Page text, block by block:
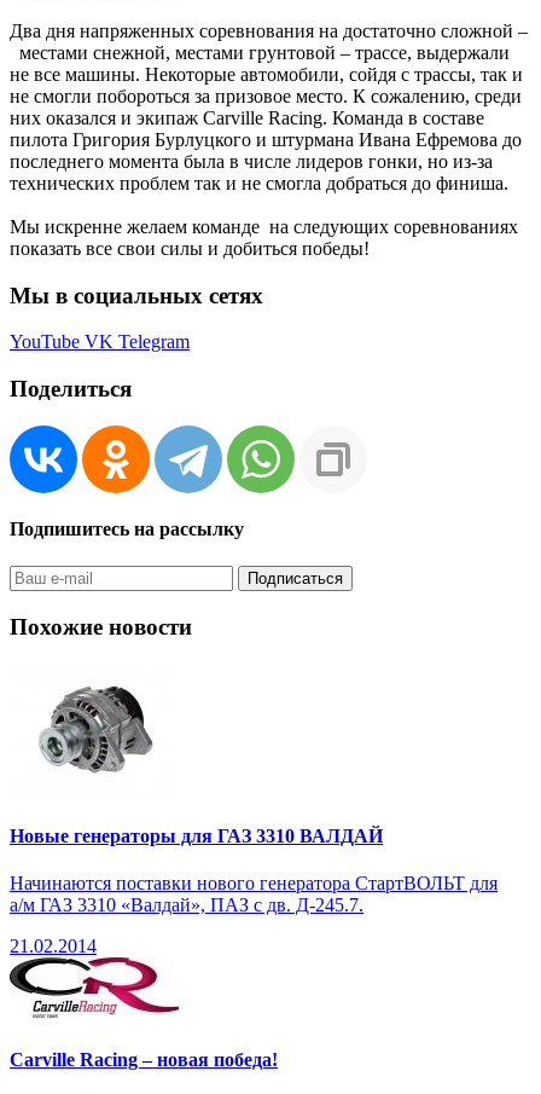
Два дня напряженных соревнования на достаточно сложной –
местами снежной, местами грунтовой – трассе, выдержали
не все машины. Некоторые автомобили, сойдя с трассы, так и
не смогли побороться за призовое место. К сожалению, среди
них оказался и экипаж Carville Racing. Команда в составе
пилота Григория Бурлуцкого и штурмана Ивана Ефремова до
последнего момента была в числе лидеров гонки, но из-за
технических проблем так и не смогла добраться до финиша.
Мы искренне желаем команде на следующих соревнованиях
показать все свои силы и добиться победы!
Мы в социальных сетях
YouTube VK Telegram
Поделиться
Подпишитесь на рассылку
Похожие новости
Новые генераторы для ГАЗ 3310 ВАЛДАЙ
Начинаются поставки нового генератора СтартВОЛЬТ для
а/м ГАЗ 3310 «Валдай», ПАЗ с дв. Д-245.7.
21.02.2014
Carville Racing – новая победа!